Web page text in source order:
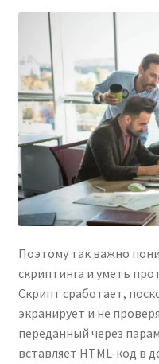
Поэтому так важно
скриптинга и уметь
Скрипт сработает,
экранирует и не
переданный через
вставляет HTML-код в